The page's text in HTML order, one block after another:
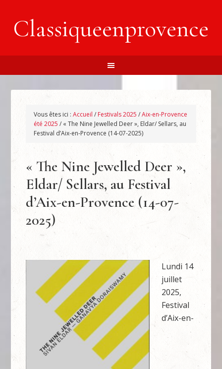
Classiqueenprovence
Vous êtes ici :Accueil / Festivals 2025 /Aix-en-Provence
été 2025 / « The Nine Jewelled Deer », Eldar/ Sellars, au
Festival d’Aix-en-Provence (14-07-2025)
« The Nine Jewelled Deer »,
Eldar/ Sellars, au Festival
d’Aix-en-Provence (14-07-
2025)
Lundi 14
juillet
2025,
Festival
d’Aix-en-